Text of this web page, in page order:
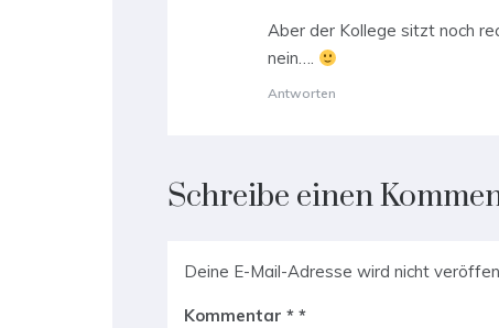
Aber der Kollege sitzt noch
nein….
Antworten
Schreibe einen
Deine E-Mail-Adresse wird nicht
Kommentar *